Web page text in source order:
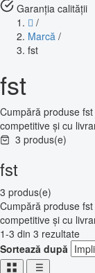
Garanția calității
/
Marcă /
fst
fst
Cumpără produse
competitive și cu
3 produs(e)
fst
3 produs(e)
Cumpără produse
competitive și cu
1-3 din 3 rezultate
Sortează după